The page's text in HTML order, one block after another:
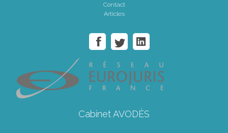
Contact
Articles
Cabinet AVODÈS